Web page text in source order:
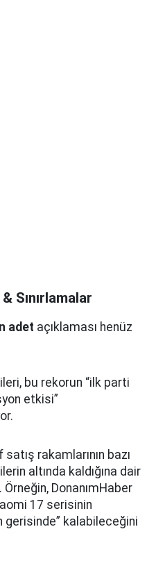
Sınırlamalar
adet açıklaması henüz
bu rekorun “ilk parti
etkisi”
rakamlarının bazı
altında kaldığına dair
Örneğin, DonanımHaber
17 serisinin
gerisinde” kalabileceğini